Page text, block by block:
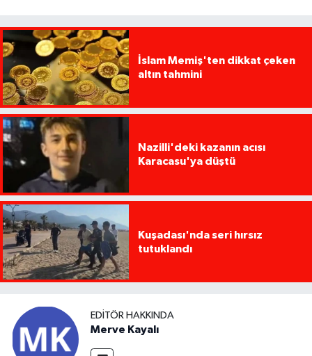
İslam Memiş'ten dikkat çeken
altın tahmini
Nazilli'deki kazanın acısı
Karacasu'ya düştü
Kuşadası'nda seri hırsız
tutuklandı
EDITÖR HAKKINDA
Merve Kayalı